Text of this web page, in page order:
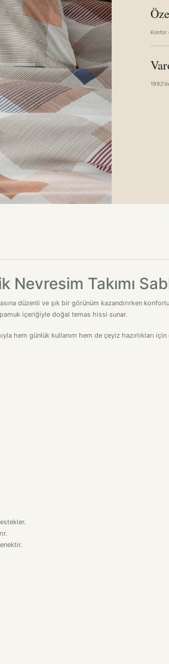
Konfor
Takımı
düzenli ve şık bir görünüm kazandırırken
içeriğiyle doğal temas hissi sunar.
hem günlük kullanım hem de çeyiz hazırlıkları